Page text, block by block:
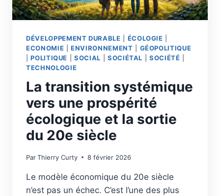
DÉVELOPPEMENT DURABLE ÉCOLOGIE
ECONOMIE |ENVIRONNEMENT
GÉOPOLITIQUE
|POLITIQUE |SOCIAL SOCIÉTAL |SOCIÉTÉ
TECHNOLOGIE
La transition systémique
vers une prospérité
écologique et la sortie
du 20e siècle
ParThierry Curty 8 février 2026
Le modèle économique du 20e siècle
n’est pas un échec. C’est l’une des plus